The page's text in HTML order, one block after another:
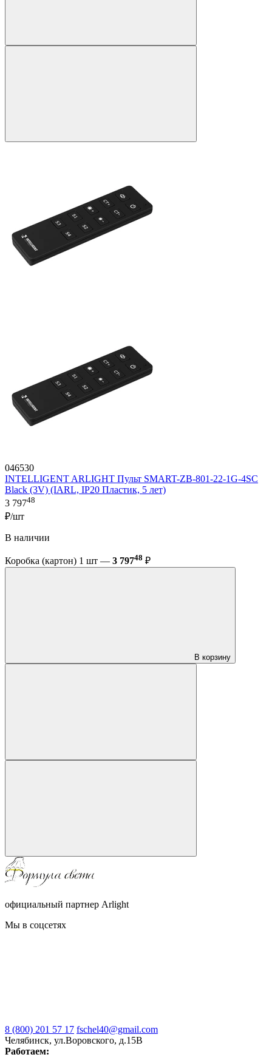
046530
INTELLIGENT ARLIGHT Пульт SMART-ZB-801-22-1G-4SC
Black (3V) (IARL, IP20 Пластик, 5 лет)
3 79748
₽/шт
В наличии
Коробка (картон) 1 шт — 3 79748 ₽
В корзину
официальный партнер Arlight
Мы в соцсетях
8 (800) 201 57 17 fschel40@gmail.com
Челябинск, ул.Воровского, д.15В
Работаем: